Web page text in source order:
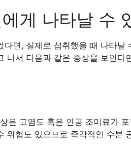
게 나타날 수
면, 실제로 섭취했을 때 나타날
나서 다음과 같은 증상을 보인다
은 고염도 혹은 인공 조미료가
위험도 있으므로 즉각적인 수분